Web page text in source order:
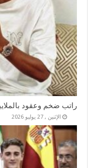
راتب ضخم وعقود
الإثنين , 27 يوليو 2026